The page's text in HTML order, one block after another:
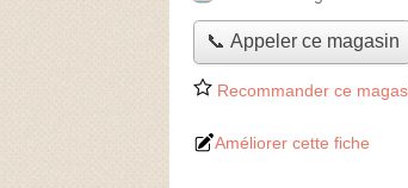
📞 Appeler ce magasin
Recommander ce
Améliorer cette fiche